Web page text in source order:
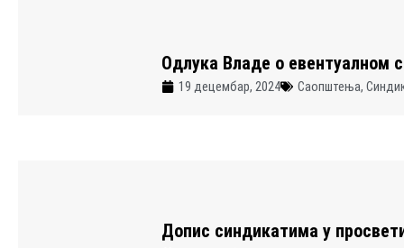
Одлука Владе о евентуалном
19 децембар, 2024 Саопштења,
Допис синдикатима у